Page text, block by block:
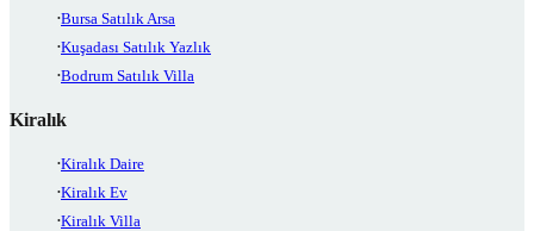
Bursa Satılık Arsa
Kuşadası Satılık Yazlık
Bodrum Satılık Villa
Kiralık
Kiralık Daire
Kiralık Ev
Kiralık Villa